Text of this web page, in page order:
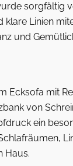
sorgfältig
Linien
und
Ecksofa mit
von
ein
Haus.